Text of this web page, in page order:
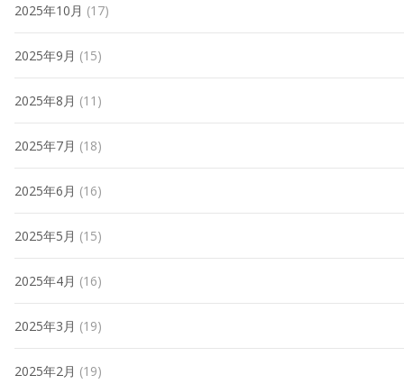
2025年10月 (17)
2025年9月 (15)
2025年8月 (11)
2025年7月 (18)
2025年6月 (16)
2025年5月 (15)
2025年4月 (16)
2025年3月 (19)
2025年2月 (19)